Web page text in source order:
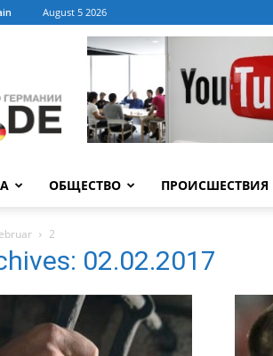
August 5 2026
ОБЩЕСТВО ПРОИСШЕСТВИЯ
2
02.02.2017